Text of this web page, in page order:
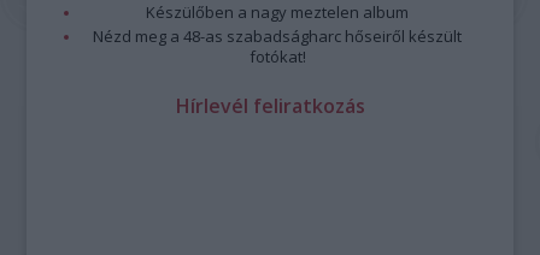
Készülőben a nagy meztelen album
Nézd meg a 48-as szabadságharc hőseiről készült
fotókat!
Hírlevél feliratkozás